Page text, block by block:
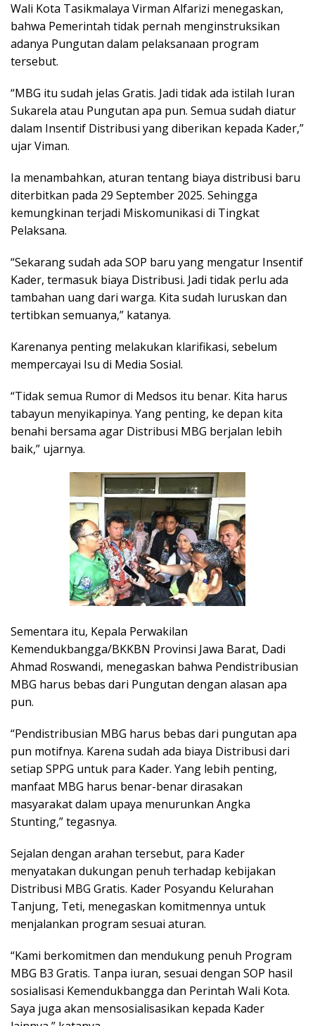
Wali Kota Tasikmalaya Virman Alfarizi menegaskan,
bahwa Pemerintah tidak pernah menginstruksikan
adanya Pungutan dalam pelaksanaan program
tersebut.
“MBG itu sudah jelas Gratis. Jadi tidak ada istilah Iuran
Sukarela atau Pungutan apa pun. Semua sudah diatur
dalam Insentif Distribusi yang diberikan kepada Kader,”
ujar Viman.
Ia menambahkan, aturan tentang biaya distribusi baru
diterbitkan pada 29 September 2025. Sehingga
kemungkinan terjadi Miskomunikasi di Tingkat
Pelaksana.
“Sekarang sudah ada SOP baru yang mengatur Insentif
Kader, termasuk biaya Distribusi. Jadi tidak perlu ada
tambahan uang dari warga. Kita sudah luruskan dan
tertibkan semuanya,” katanya.
Karenanya penting melakukan klarifikasi, sebelum
mempercayai Isu di Media Sosial.
“Tidak semua Rumor di Medsos itu benar. Kita harus
tabayun menyikapinya. Yang penting, ke depan kita
benahi bersama agar Distribusi MBG berjalan lebih
baik,” ujarnya.
Sementara itu, Kepala Perwakilan
Kemendukbangga/BKKBN Provinsi Jawa Barat, Dadi
Ahmad Roswandi, menegaskan bahwa Pendistribusian
MBG harus bebas dari Pungutan dengan alasan apa
pun.
“Pendistribusian MBG harus bebas dari pungutan apa
pun motifnya. Karena sudah ada biaya Distribusi dari
setiap SPPG untuk para Kader. Yang lebih penting,
manfaat MBG harus benar-benar dirasakan
masyarakat dalam upaya menurunkan Angka
Stunting,” tegasnya.
Sejalan dengan arahan tersebut, para Kader
menyatakan dukungan penuh terhadap kebijakan
Distribusi MBG Gratis. Kader Posyandu Kelurahan
Tanjung, Teti, menegaskan komitmennya untuk
menjalankan program sesuai aturan.
“Kami berkomitmen dan mendukung penuh Program
MBG B3 Gratis. Tanpa iuran, sesuai dengan SOP hasil
sosialisasi Kemendukbangga dan Perintah Wali Kota.
Saya juga akan mensosialisasikan kepada Kader